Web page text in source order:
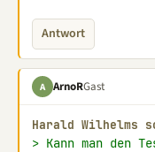
Antwort
A ArnoRGast
Harald Wilhelms
> Kann man den